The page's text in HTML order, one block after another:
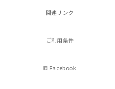
関連リンク
ご利用条件
Facebook